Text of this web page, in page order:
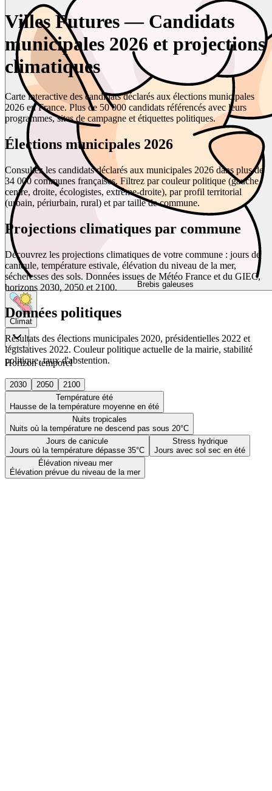
Brebis galeuses
Climat
Horizon temporel
2030 2050
2100
Température été
Hausse de la température moyenne en été
Nuits tropicales
Nuits où la température ne descend pas sous 20°C
Jours de canicule
Jours où la température dépasse 35°C
Stress hydrique
Jours avec sol sec en été
Élévation niveau mer
Élévation prévue du niveau de la mer
Villes Futures — Candidats
municipales 2026 et projections
climatiques
Carte interactive des candidats déclarés aux élections municipales
2026 en France. Plus de 50 000 candidats référencés avec leurs
programmes, sites de campagne et étiquettes politiques.
Élections municipales 2026
Consultez les candidats déclarés aux municipales 2026 dans plus de
34 000 communes françaises. Filtrez par couleur politique (gauche,
centre, droite, écologistes, extrême-droite), par profil territorial
(urbain, périurbain, rural) et par taille de commune.
Projections climatiques par commune
Découvrez les projections climatiques de votre commune : jours de
canicule, température estivale, élévation du niveau de la mer,
sécheresses des sols. Données issues de Météo France et du GIEC,
horizons 2030, 2050 et 2100.
Données politiques
Résultats des élections municipales 2020, présidentielles 2022 et
législatives 2022. Couleur politique actuelle de la mairie, stabilité
politique, taux d'abstention.